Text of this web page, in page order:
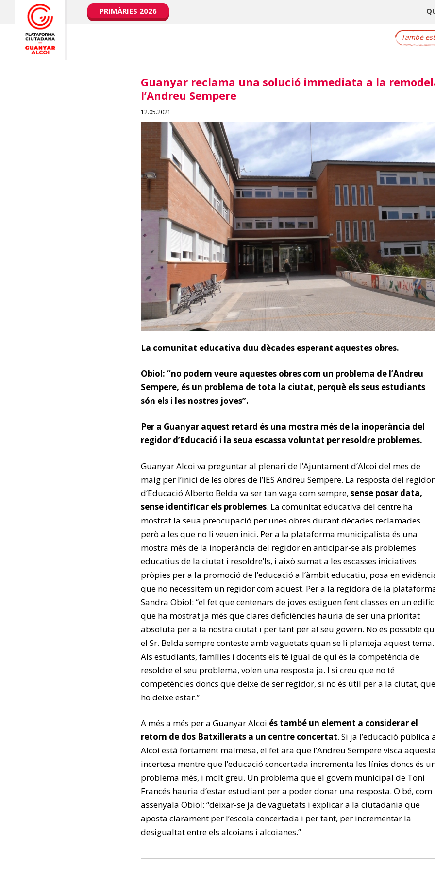
PRIMÀRIES 2026
També
Guanyar reclama una solució immediata a la
l’Andreu Sempere
12.05.2021
La comunitat educativa duu dècades esperant aquestes obres.
Obiol: “no podem veure aquestes obres com un problema de l’Andreu
Sempere, és un problema de tota la ciutat, perquè els seus estudiants
són els i les nostres joves”.
Per a Guanyar aquest retard és una mostra més de la inoperància del
regidor d’Educació i la seua escassa voluntat per resoldre problemes.
Guanyar Alcoi va preguntar al plenari de l’Ajuntament d’Alcoi del mes de
maig per l’inici de les obres de l’IES Andreu Sempere. La resposta del regidor
d’Educació Alberto Belda va ser tan vaga com sempre, sense posar data,
sense identificar els problemes. La comunitat educativa del centre ha
mostrat la seua preocupació per unes obres durant dècades reclamades
però a les que no li veuen inici. Per a la plataforma municipalista és una
mostra més de la inoperància del regidor en anticipar-se als problemes
educatius de la ciutat i resoldre’ls, i això sumat a les escasses iniciatives
pròpies per a la promoció de l’educació a l’àmbit educatiu, posa en
que no necessitem un regidor com aquest. Per a la regidora de la
Sandra Obiol: “el fet que centenars de joves estiguen fent classes en un
que ha mostrat ja més que clares deficiències hauria de ser una prioritat
absoluta per a la nostra ciutat i per tant per al seu govern. No és possible
el Sr. Belda sempre conteste amb vaguetats quan se li planteja aquest tema.
Als estudiants, famílies i docents els té igual de qui és la competència de
resoldre el seu problema, volen una resposta ja. I si creu que no té
competències doncs que deixe de ser regidor, si no és útil per a la ciutat, que
ho deixe estar.”
A més a més per a Guanyar Alcoi és també un element a considerar el
retorn de dos Batxillerats a un centre concertat. Si ja l’educació pública
Alcoi està fortament malmesa, el fet ara que l’Andreu Sempere visca aquesta
incertesa mentre que l’educació concertada incrementa les línies doncs és
problema més, i molt greu. Un problema que el govern municipal de Toni
Francés hauria d’estar estudiant per a poder donar una resposta. O bé, com
assenyala Obiol: “deixar-se ja de vaguetats i explicar a la ciutadania que
aposta clarament per l’escola concertada i per tant, per incrementar la
desigualtat entre els alcoians i alcoianes.”